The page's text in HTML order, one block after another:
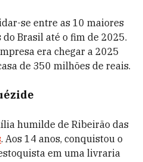
se entre as 10 maiores
Brasil até o fim de 2025.
era chegar a 2025
de 350 milhões de reais.
humilde de Ribeirão das
. Aos 14 anos, conquistou o
em uma livraria